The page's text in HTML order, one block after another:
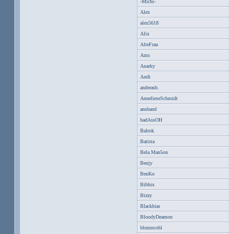
-Michi-
Alex
alex5618
Alix
AlteFrau
Ams
Anarky
Andi
andreasb.
AnnelieseSchmidt
ansband
badAssOH
Balrok
Batista
Bela.Man5on
Benjy
BenKo
Bibbix
Bizzy
Blackbias
BloodyDeamon
blumncohl